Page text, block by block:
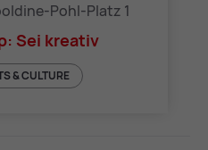
Pohl-Platz 1
Sei kreativ
& CULTURE